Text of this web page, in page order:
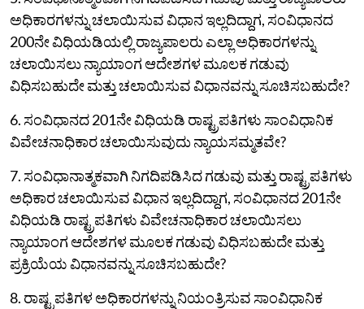
ಅಧಿಕಾರಗಳನ್ನು ಚಲಾಯಿಸುವ ವಿಧಾನ ಇಲ್ಲದಿದ್ದಾಗ, ಸಂವಿಧಾನದ
200ನೇ ವಿಧಿಯಡಿಯಲ್ಲಿ ರಾಜ್ಯಪಾಲರು ಎಲ್ಲಾ ಅಧಿಕಾರಗಳನ್ನು
ಚಲಾಯಿಸಲು ನ್ಯಾಯಾಂಗ ಆದೇಶಗಳ ಮೂಲಕ ಗಡುವು
ವಿಧಿಸಬಹುದೇ ಮತ್ತು ಚಲಾಯಿಸುವ ವಿಧಾನವನ್ನು ಸೂಚಿಸಬಹುದೇ?
6. ಸಂವಿಧಾನದ 201ನೇ ವಿಧಿಯಡಿ ರಾಷ್ಟ್ರಪತಿಗಳು ಸಾಂವಿಧಾನಿಕ
ವಿವೇಚನಾಧಿಕಾರ ಚಲಾಯಿಸುವುದು ನ್ಯಾಯಸಮ್ಮತವೇ?
7. ಸಂವಿಧಾನಾತ್ಮಕವಾಗಿ ನಿಗದಿಪಡಿಸಿದ ಗಡುವು ಮತ್ತು ರಾಷ್ಟ್ರಪತಿಗಳು
ಅಧಿಕಾರ ಚಲಾಯಿಸುವ ವಿಧಾನ ಇಲ್ಲದಿದ್ದಾಗ, ಸಂವಿಧಾನದ 201ನೇ
ವಿಧಿಯಡಿ ರಾಷ್ಟ್ರಪತಿಗಳು ವಿವೇಚನಾಧಿಕಾರ ಚಲಾಯಿಸಲು
ನ್ಯಾಯಾಂಗ ಆದೇಶಗಳ ಮೂಲಕ ಗಡುವು ವಿಧಿಸಬಹುದೇ ಮತ್ತು
ಪ್ರಕ್ರಿಯೆಯ ವಿಧಾನವನ್ನು ಸೂಚಿಸಬಹುದೇ?
8. ರಾಷ್ಟ್ರಪತಿಗಳ ಅಧಿಕಾರಗಳನ್ನು ನಿಯಂತ್ರಿಸುವ ಸಾಂವಿಧಾನಿಕ